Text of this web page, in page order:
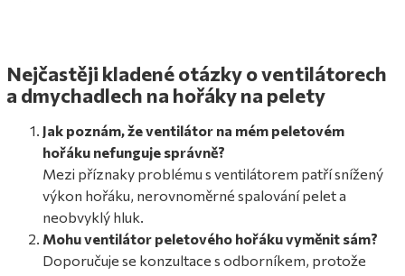
Nejčastěji kladené otázky o ventilátorech
a dmychadlech na hořáky na pelety
Jak poznám, že ventilátor na mém peletovém
hořáku nefunguje správně?
Mezi příznaky problému s ventilátorem patří snížený
výkon hořáku, nerovnoměrné spalování pelet a
neobvyklý hluk.
Mohu ventilátor peletového hořáku vyměnit sám?
Doporučuje se konzultace s odborníkem, protože